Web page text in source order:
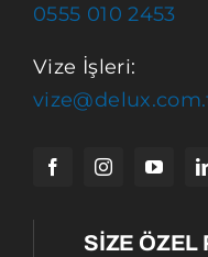
0555 010 2453
Vize İşleri:
SIZE ÖZEL